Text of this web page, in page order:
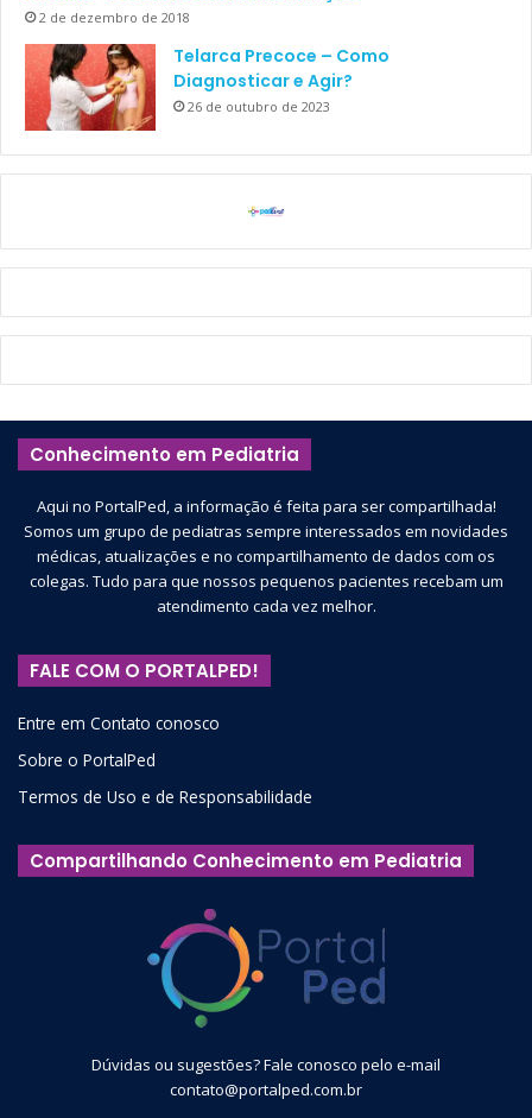
2 de dezembro de 2018
Telarca Precoce – Como
Diagnosticar e Agir?
26 de outubro de 2023
Conhecimento em Pediatria
Aqui no PortalPed, a informação é feita para ser compartilhada!
Somos um grupo de pediatras sempre interessados em novidades
médicas, atualizações e no compartilhamento de dados com os
colegas. Tudo para que nossos pequenos pacientes recebam um
atendimento cada vez melhor.
FALE COM O PORTALPED!
Entre em Contato conosco
Sobre o PortalPed
Termos de Uso e de Responsabilidade
Compartilhando Conhecimento em Pediatria
Dúvidas ou sugestões? Fale conosco pelo e-mail
contato@portalped.com.br